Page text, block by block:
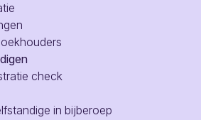
check
in bijberoep